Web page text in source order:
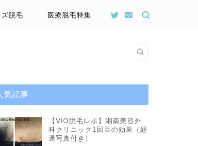
ズ脱毛 医療脱毛特集
気記事
【VIO脱毛レポ】湘南美容外
科クリニック1回目の効果（経
過写真付き）